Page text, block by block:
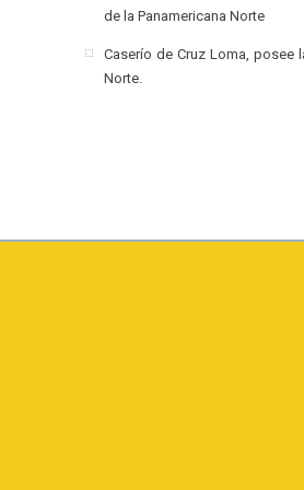
de la Panamericana Norte
Caserío de Cruz Loma, posee
Norte.